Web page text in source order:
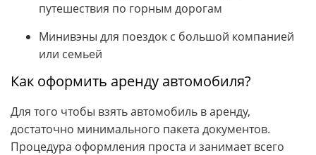
путешествия по горным дорогам
Минивэны для поездок с большой компанией
или семьей
Как оформить аренду автомобиля?
Для того чтобы взять автомобиль в аренду,
достаточно минимального пакета документов.
Процедура оформления проста и занимает всего